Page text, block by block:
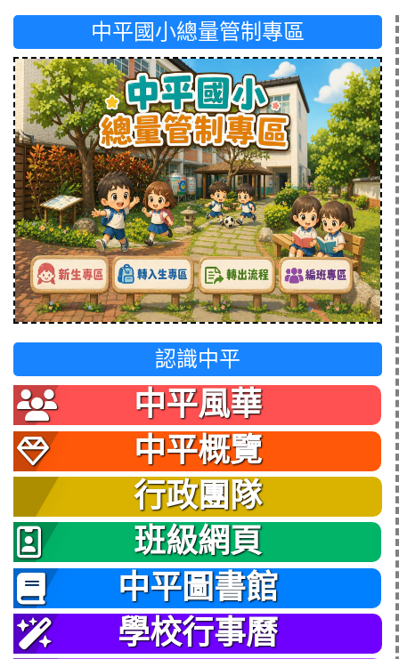
中平國小總量管制專區
認識中平
中平風華
中平概覽
行政團隊
班級網頁
中平圖書館
學校行事曆